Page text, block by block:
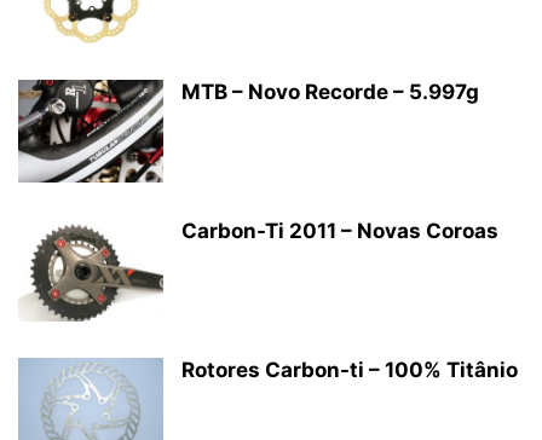
MTB – Novo Recorde – 5.997g
Carbon-Ti 2011 – Novas Coroas
Rotores Carbon-ti – 100% Titânio